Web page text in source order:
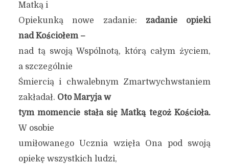
Matką i
Opiekunką nowe zadanie: zadanie opieki
nad Kościołem –
nad tą swoją Wspólnotą, którą całym życiem,
a szczególnie
Śmiercią i chwalebnym Zmartwychwstaniem
zakładał. Oto Maryja w
tym momencie stała się Matką tegoż Kościoła.
W osobie
umiłowanego Ucznia wzięła Ona pod swoją
opiekę wszystkich ludzi,